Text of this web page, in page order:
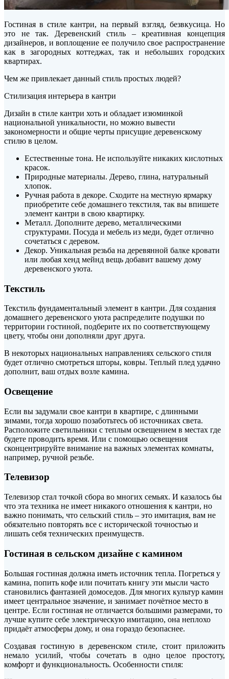
Гостиная в стиле кантри, на первый взгляд, безвкусица. Но
это не так. Деревенский стиль – креативная концепция
дизайнеров, и воплощение ее получило свое распространение
как в загородных коттеджах, так и небольших городских
квартирах.
Чем же привлекает данный стиль простых людей?
Стилизация интерьера в кантри
Дизайн в стиле кантри хоть и обладает изюминкой
национальной уникальности, но можно вывести
закономерности и общие черты присущие деревенскому
стилю в целом.
Естественные тона. Не используйте никаких кислотных
красок.
Природные материалы. Дерево, глина, натуральный
хлопок.
Ручная работа в декоре. Сходите на местную ярмарку
приобретите себе домашнего текстиля, так вы впишете
элемент кантри в свою квартирку.
Металл. Дополните дерево, металлическими
структурами. Посуда и мебель из меди, будет отлично
сочетаться с деревом.
Декор. Уникальная резьба на деревянной балке кровати
или любая хенд мейнд вещь добавит вашему дому
деревенского уюта.
Текстиль
Текстиль фундаментальный элемент в кантри. Для создания
домашнего деревенского уюта распределите подушки по
территории гостиной, подберите их по соответствующему
цвету, чтобы они дополняли друг друга.
В некоторых национальных направлениях сельского стиля
будет отлично смотреться шторы, ковры. Теплый плед удачно
дополнит, ваш отдых возле камина.
Освещение
Если вы задумали свое кантри в квартире, с длинными
зимами, тогда хорошо позаботьтесь об источниках света.
Расположите светильники с теплым освещением в местах где
будете проводить время. Или с помощью освещения
сконцентрируйте внимание на важных элементах комнаты,
например, ручной резьбе.
Телевизор
Телевизор стал точкой сбора во многих семьях. И казалось бы
что эта техника не имеет никакого отношения к кантри, но
важно понимать, что сельский стиль – это имитация, вам не
обязательно повторять все с исторической точностью и
лишать себя технических преимуществ.
Гостиная в сельском дизайне с камином
Большая гостиная должна иметь источник тепла. Погреться у
камина, попить кофе или почитать книгу эти мысли часто
становились фантазией домоседов. Для многих культур камин
имеет центральное значение, и занимает почётное место в
центре. Если гостиная не отличается большими размерами, то
лучше купите себе электрическую имитацию, она неплохо
придаёт атмосферы дому, и она гораздо безопаснее.
Создавая гостиную в деревенском стиле, стоит приложить
немало усилий, чтобы сочетать в одно целое простоту,
комфорт и функциональность. Особенности стиля: